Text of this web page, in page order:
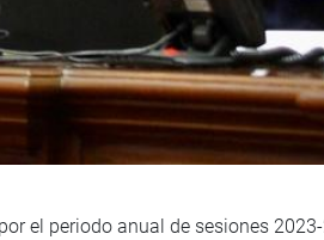
el periodo anual de sesiones